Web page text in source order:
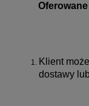
Klient
dostawy